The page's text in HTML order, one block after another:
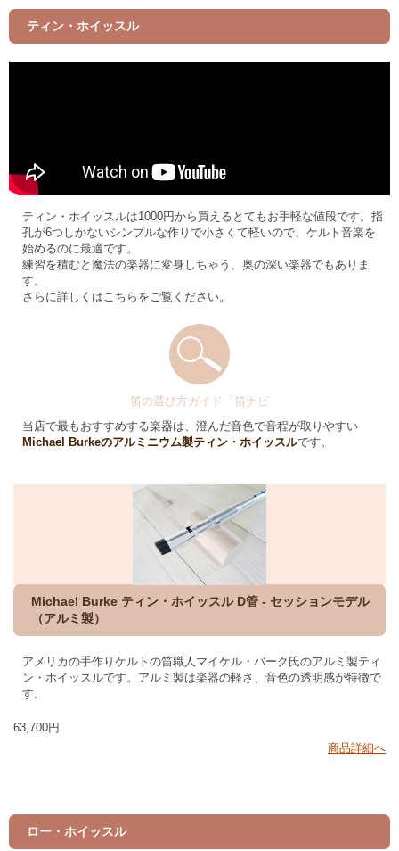
ティン・ホイッスル
ティン・ホイッスルは1000円から買えるとてもお手軽な値段です。指
孔が6つしかないシンプルな作りで小さくて軽いので、ケルト音楽を
始めるのに最適です。
練習を積むと魔法の楽器に変身しちゃう、奥の深い楽器でもありま
す。
さらに詳しくはこちらをご覧ください。
笛の選び方ガイド「笛ナビ
当店で最もおすすめする楽器は、澄んだ音色で音程が取りやすい
Michael Burkeのアルミニウム製ティン・ホイッスルです。
Michael Burke ティン・ホイッスル D管 - セッションモデル
（アルミ製）
アメリカの手作りケルトの笛職人マイケル・バーク氏のアルミ製ティ
ン・ホイッスルです。アルミ製は楽器の軽さ、音色の透明感が特徴で
す。
63,700円
商品詳細へ
ロー・ホイッスル